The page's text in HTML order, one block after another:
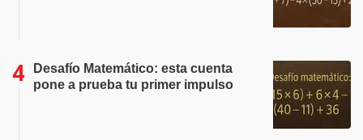
Desafío Matemático: esta cuenta
pone a prueba tu primer impulso